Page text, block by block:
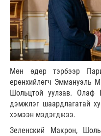
Мөн өдөр тэрбээр
ерөнхийлөгч Эммануэль
Шольцтой уулзав. Олаф
дэмжлэг шаардлагатай
хэмээн мэдэгджээ.
Зеленский Макрон,